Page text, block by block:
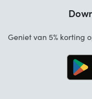
Startselect App
Geniet van 5% korting